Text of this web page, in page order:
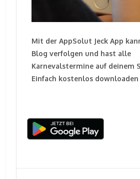
Mit der AppSolut Jeck App
Blog verfolgen und hast alle
Karnevalstermine auf deinem
Einfach kostenlos